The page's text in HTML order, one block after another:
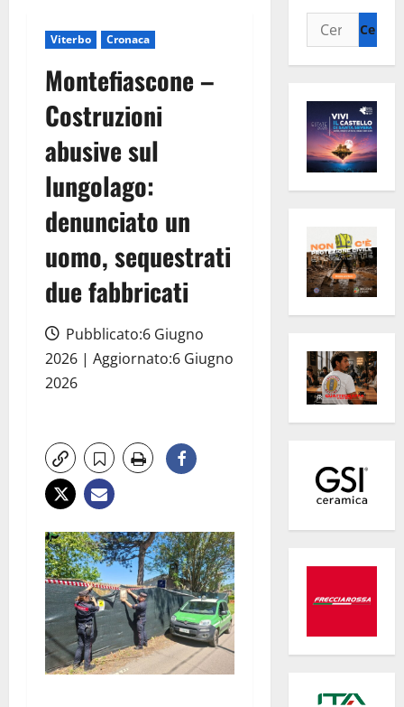
Viterbo Cronaca
Montefiascone –
Costruzioni
abusive sul
lungolago:
denunciato un
uomo, sequestrati
due fabbricati
Pubblicato:6 Giugno
2026 | Aggiornato:6 Giugno
2026
Ricerca
per: